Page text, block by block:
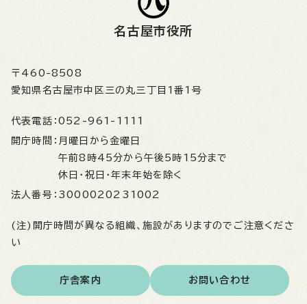
名古屋市役所
〒460-8508
愛知県名古屋市中区三の丸三丁目1番1号
代表電話： 052-961-1111
開庁時間： 月曜日から金曜日
午前8時45分から午後5時15分まで
休日・祝日・年末年始を除く
法人番号： 3000020231002
(注)開庁時間が異なる組織、施設がありますのでご注意くださ
い
庁舎案内 お問い合わせ